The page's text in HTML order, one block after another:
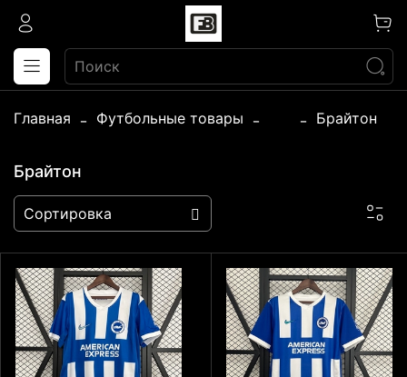
Главная Футбольные товары Брайтон
Брайтон